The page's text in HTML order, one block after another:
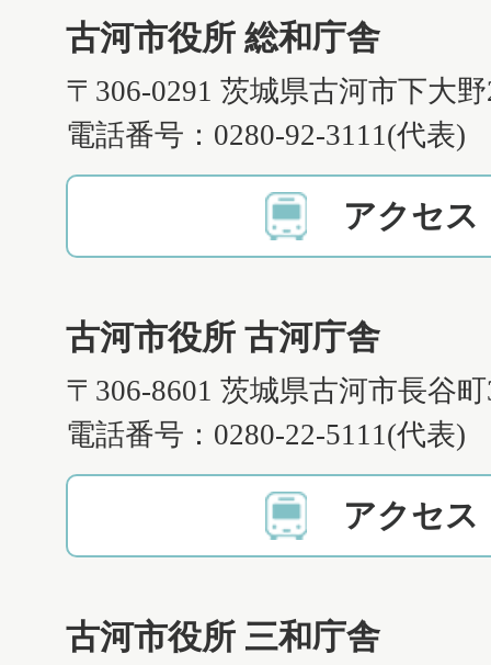
古河市役所 総和庁舎
〒306-0291 茨城県古河市下大
電話番号：0280-92-3111(代表)
アクセス
古河市役所 古河庁舎
〒306-8601 茨城県古河市長谷
電話番号：0280-22-5111(代表)
アクセス
古河市役所 三和庁舎